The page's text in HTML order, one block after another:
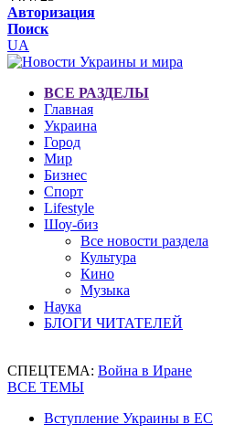
Авторизация
Поиск
UA
ВСЕ РАЗДЕЛЫ
Главная
Украина
Город
Мир
Бизнес
Спорт
Lifestyle
Шоу-биз
Все новости раздела
Культура
Кино
Музыка
Наука
БЛОГИ ЧИТАТЕЛЕЙ
СПЕЦТЕМА: Война в Иране
ВСЕ ТЕМЫ
Вступление Украины в ЕС